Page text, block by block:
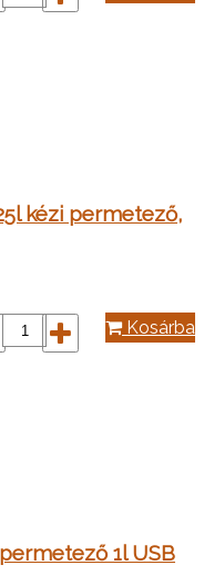
kézi permetező,
Kosárba
1l USB